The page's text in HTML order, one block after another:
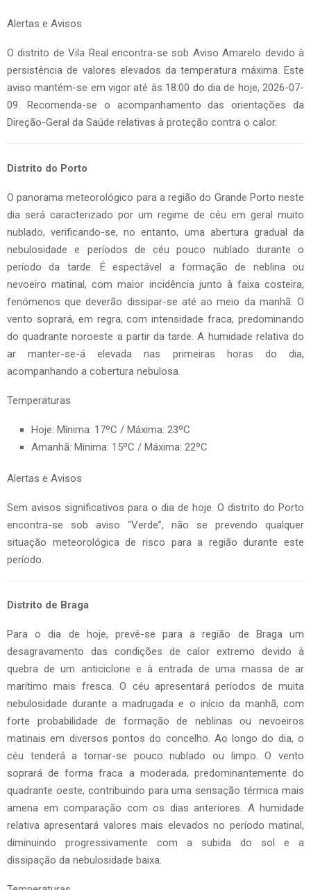
Alertas e Avisos
O distrito de Vila Real encontra-se sob Aviso Amarelo devido à
persistência de valores elevados da temperatura máxima. Este
aviso mantém-se em vigor até às 18:00 do dia de hoje, 2026-07-
09. Recomenda-se o acompanhamento das orientações da
Direção-Geral da Saúde relativas à proteção contra o calor.
Distrito do Porto
O panorama meteorológico para a região do Grande Porto neste
dia será caracterizado por um regime de céu em geral muito
nublado, verificando-se, no entanto, uma abertura gradual da
nebulosidade e períodos de céu pouco nublado durante o
período da tarde. É espectável a formação de neblina ou
nevoeiro matinal, com maior incidência junto à faixa costeira,
fenómenos que deverão dissipar-se até ao meio da manhã. O
vento soprará, em regra, com intensidade fraca, predominando
do quadrante noroeste a partir da tarde. A humidade relativa do
ar manter-se-á elevada nas primeiras horas do dia,
acompanhando a cobertura nebulosa.
Temperaturas
Hoje: Mínima: 17ºC / Máxima: 23ºC
Amanhã: Mínima: 15ºC / Máxima: 22ºC
Alertas e Avisos
Sem avisos significativos para o dia de hoje. O distrito do Porto
encontra-se sob aviso “Verde”, não se prevendo qualquer
situação meteorológica de risco para a região durante este
período.
Distrito de Braga
Para o dia de hoje, prevê-se para a região de Braga um
desagravamento das condições de calor extremo devido à
quebra de um anticiclone e à entrada de uma massa de ar
marítimo mais fresca. O céu apresentará períodos de muita
nebulosidade durante a madrugada e o início da manhã, com
forte probabilidade de formação de neblinas ou nevoeiros
matinais em diversos pontos do concelho. Ao longo do dia, o
céu tenderá a tornar-se pouco nublado ou limpo. O vento
soprará de forma fraca a moderada, predominantemente do
quadrante oeste, contribuindo para uma sensação térmica mais
amena em comparação com os dias anteriores. A humidade
relativa apresentará valores mais elevados no período matinal,
diminuindo progressivamente com a subida do sol e a
dissipação da nebulosidade baixa.